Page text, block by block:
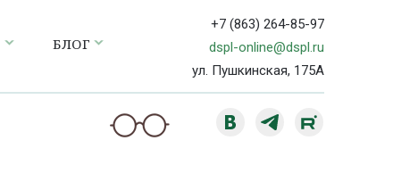
БЛОГ
+7 (863) 264-85-97
dspl-online@dspl.ru
ул. Пушкинская, 175А